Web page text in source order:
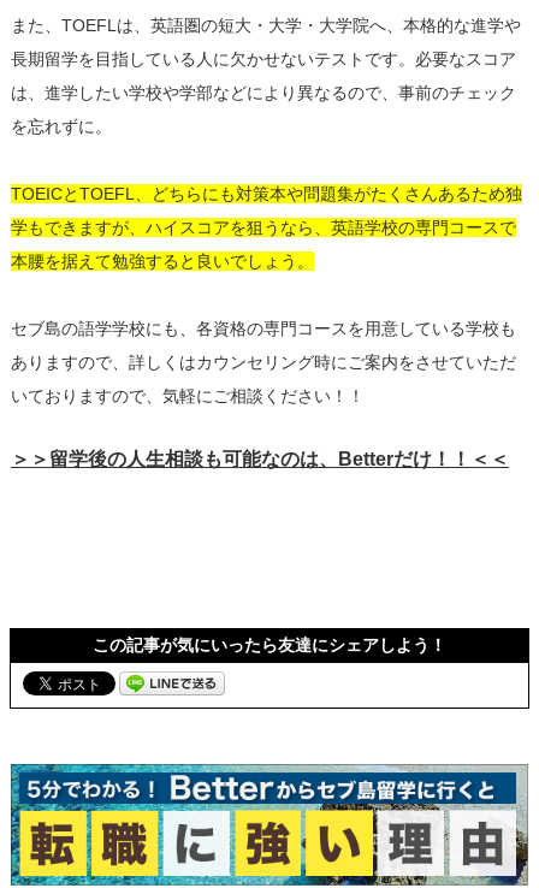
また、TOEFLは、英語圏の短大・大学・大学院へ、本格的な進学や
長期留学を目指している人に欠かせないテストです。必要なスコア
は、進学したい学校や学部などにより異なるので、事前のチェック
を忘れずに。
TOEICとTOEFL、どちらにも対策本や問題集がたくさんあるため独
学もできますが、ハイスコアを狙うなら、英語学校の専門コースで
本腰を据えて勉強すると良いでしょう。
セブ島の語学学校にも、各資格の専門コースを用意している学校も
ありますので、詳しくはカウンセリング時にご案内をさせていただ
いておりますので、気軽にご相談ください！！
＞＞留学後の人生相談も可能なのは、Betterだけ！！＜＜